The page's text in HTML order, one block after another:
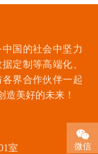
国的社会中坚力
定制等高端化、
界合作伙伴一起
造美好的未来！
室
微信